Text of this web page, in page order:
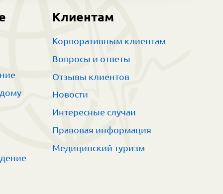
Клиентам
Корпоративным клиентам
Вопросы и ответы
Отзывы клиентов
Новости
Интересные случаи
Правовая информация
Медицинский туризм